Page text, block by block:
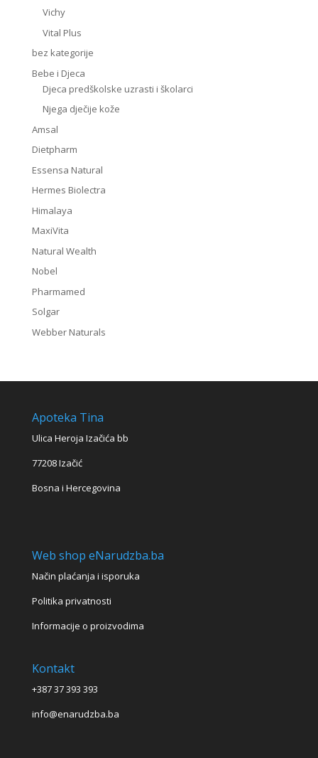
Vichy
Vital Plus
bez kategorije
Bebe i Djeca
Djeca predškolske uzrasti i školarci
Njega dječije kože
Amsal
Dietpharm
Essensa Natural
Hermes Biolectra
Himalaya
MaxiVita
Natural Wealth
Nobel
Pharmamed
Solgar
Webber Naturals
Apoteka Tina
Ulica Heroja Izačića bb
77208 Izačić
Bosna i Hercegovina
Web shop eNarudzba.ba
Način plaćanja i isporuka
Politika privatnosti
Informacije o proizvodima
Kontakt
+387 37 393 393
info@enarudzba.ba